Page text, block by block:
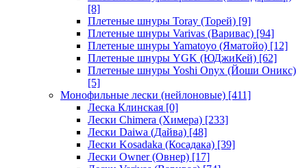
[8]
Плетеные шнуры Toray (Торей) [9]
Плетеные шнуры Varivas (Варивас) [94]
Плетеные шнуры Yamatoyo (Яматойо) [12]
Плетеные шнуры YGK (ЮДжиКей) [62]
Плетеные шнуры Yoshi Onyx (Йоши Оникс)
[5]
Монофильные лески (нейлоновые) [411]
Леска Клинская [0]
Лески Chimera (Химера) [233]
Лески Daiwa (Дайва) [48]
Лески Kosadaka (Косадака) [39]
Лески Owner (Овнер) [17]